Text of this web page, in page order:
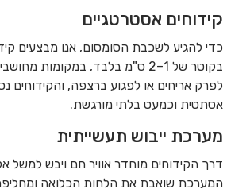
קידוחים אסטרטגיים
כדי להגיע לשכבת הסומסום, אנו מבצעים
בקוטר של 1–2 ס"מ בלבד, במקומות
לפרק אריחים או לפגוע ברצפה, והקידוחים
אסתטית וכמעט בלתי מורגשת.
מערכת ייבוש תעשייתית
דרך הקידוחים מוחדר אוויר חם ויבש למשל
המערכת שואבת את הלחות הכלואה